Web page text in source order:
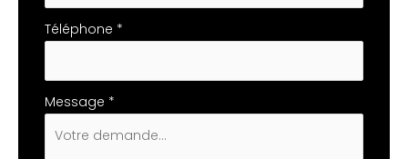
Téléphone *
Message *